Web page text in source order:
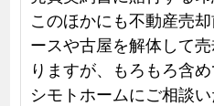
このほかにも不動産売
ースや古屋を解体して
りますが、もろもろ含
シモトホームにご相談い